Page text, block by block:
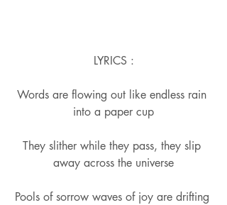
LYRICS :
Words are flowing out like endless rain
into a paper cup
They slither while they pass, they slip
away across the universe
Pools of sorrow waves of joy are drifting